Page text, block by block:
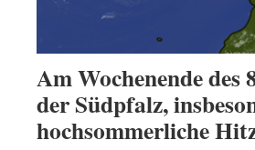
Am Wochenende
der Südpfalz,
hochsommerliche